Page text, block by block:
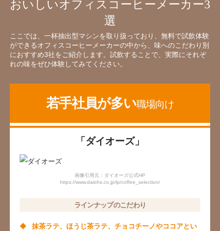
おいしいオフィスコーヒーメーカー3
選
ここでは、一杯抽出型マシンを取り扱っており、無料で試飲体験
ができるオフィスコーヒーメーカーの中から、味へのこだわり別
におすすめ3社をご紹介します。試飲することで、実際にそれぞ
れの味をぜひ体験してみてください。
若手社員が多い職場向け
「ダイオーズ」
画像引用元：ダイオーズ公式HP
https://www.daiohs.co.jp/lp/coffee_selection/
ラインナップのこだわり
抹茶ラテ、ほうじ茶ラテ、チョコチーノやココアとい